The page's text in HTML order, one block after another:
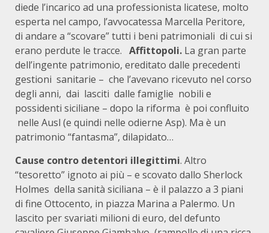
diede l’incarico ad una professionista licatese, molto
esperta nel campo, l’avvocatessa Marcella Peritore,
di andare a “scovare” tutti i beni patrimoniali di cui si
erano perdute le tracce. Affittopoli. La gran parte
dell’ingente patrimonio, ereditato dalle precedenti
gestioni sanitarie – che l’avevano ricevuto nel corso
degli anni, dai lasciti dalle famiglie nobili e
possidenti siciliane – dopo la riforma è poi confluito
nelle Ausl (e quindi nelle odierne Asp). Ma è un
patrimonio “fantasma”, dilapidato…
Cause contro detentori illegittimi. Altro
“tesoretto” ignoto ai più – e scovato dallo Sherlock
Holmes della sanità siciliana – è il palazzo a 3 piani
di fine Ottocento, in piazza Marina a Palermo. Un
lascito per svariati milioni di euro, del defunto